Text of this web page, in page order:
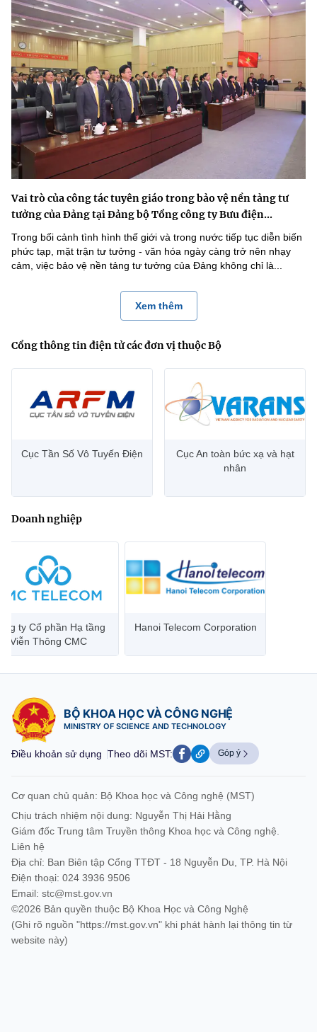
Vai trò của công tác tuyên giáo trong bảo vệ nền tảng tư
tưởng của Đảng tại Đảng bộ Tổng công ty Bưu điện...
Trong bối cảnh tình hình thế giới và trong nước tiếp tục diễn biến
phức tạp, mặt trận tư tưởng - văn hóa ngày càng trở nên nhạy
cảm, việc bảo vệ nền tảng tư tưởng của Đảng không chỉ là...
Xem thêm
Cổng thông tin điện tử các đơn vị thuộc Bộ
Cục Tần Số Vô Tuyến Điện
Cục An toàn bức xạ và hạt
nhân
Doanh nghiệp
ty Cổ phần Hạ tầng
Viễn Thông CMC
Hanoi Telecom Corporation
BỘ KHOA HỌC VÀ CÔNG NGHỆ
MINISTRY OF SCIENCE AND TECHNOLOGY
Điều khoản sử dụng Theo dõi MST: Góp ý
Cơ quan chủ quản: Bộ Khoa học và Công nghệ (MST)
Chịu trách nhiệm nội dung: Nguyễn Thị Hải Hằng
Giám đốc Trung tâm Truyền thông Khoa học và Công nghệ.
Liên hệ
Địa chỉ: Ban Biên tập Cổng TTĐT - 18 Nguyễn Du, TP. Hà Nội
Điện thoại: 024 3936 9506
Email: stc@mst.gov.vn
©2026 Bản quyền thuộc Bộ Khoa Học và Công Nghệ
(Ghi rõ nguồn "https://mst.gov.vn" khi phát hành lại thông tin từ
website này)